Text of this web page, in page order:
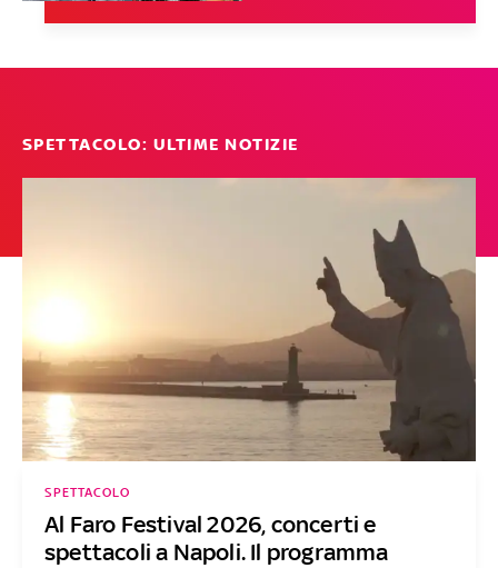
SPETTACOLO: ULTIME NOTIZIE
Al Faro Festival 2026, concerti e
spettacoli a Napoli. Il programma
SPETTACOLO